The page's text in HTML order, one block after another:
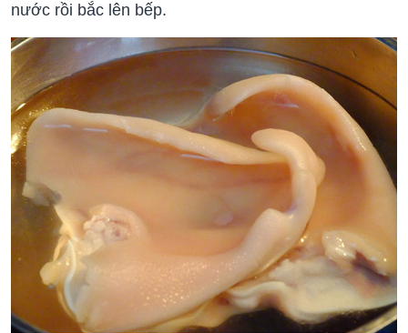
nước rồi bắc lên bếp.